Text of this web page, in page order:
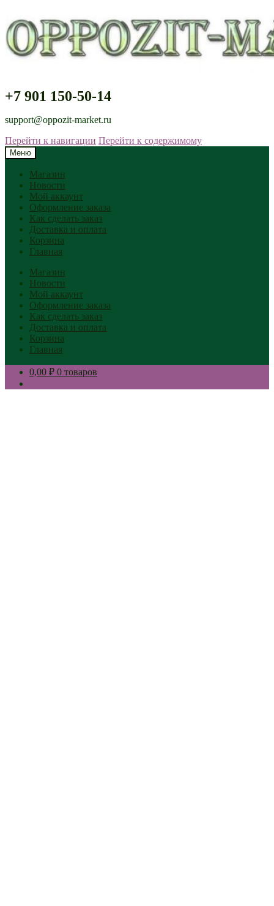
+7 901 150-50-14
support@oppozit-market.ru
Перейти к навигации Перейти к содержимому
Меню
Магазин
Новости
Мой аккаунт
Оформление заказа
Как сделать заказ
Доставка и оплата
Корзина
Главная
Магазин
Новости
Мой аккаунт
Оформление заказа
Как сделать заказ
Доставка и оплата
Корзина
Главная
0,00 ₽ 0 товаров